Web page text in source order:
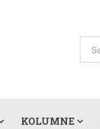
KOLUMNE